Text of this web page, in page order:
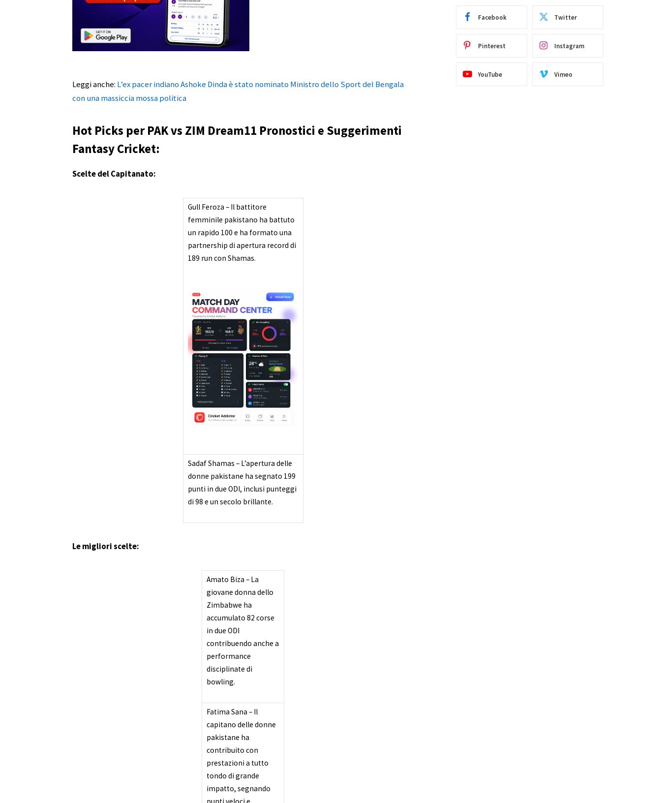
Leggi anche: L’ex pacer indiano Ashoke Dinda è stato nominato Ministro dello Sport del Bengala
con una massiccia mossa politica
Hot Picks per PAK vs ZIM Dream11 Pronostici e Suggerimenti
Fantasy Cricket:
Scelte del Capitanato:
Gull Feroza – Il battitore
femminile pakistano ha battuto
un rapido 100 e ha formato una
partnership di apertura record di
189 run con Shamas.
Sadaf Shamas – L’apertura delle
donne pakistane ha segnato 199
punti in due ODI, inclusi punteggi
di 98 e un secolo brillante.
Le migliori scelte:
Amato Biza – La
giovane donna dello
Zimbabwe ha
accumulato 82 corse
in due ODI
contribuendo anche a
performance
disciplinate di
bowling.
Fatima Sana – Il
capitano delle donne
pakistane ha
contribuito con
prestazioni a tutto
tondo di grande
impatto, segnando
Facebook Twitter
Pinterest Instagram
YouTube Vimeo